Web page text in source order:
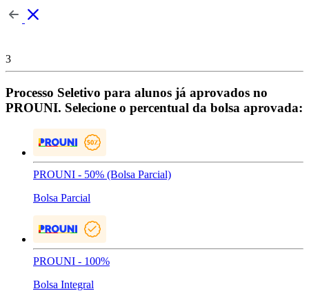
3
Processo Seletivo para alunos já aprovados no
PROUNI. Selecione o percentual da bolsa aprovada:
PROUNI - 50% (Bolsa Parcial)
Bolsa Parcial
PROUNI - 100%
Bolsa Integral